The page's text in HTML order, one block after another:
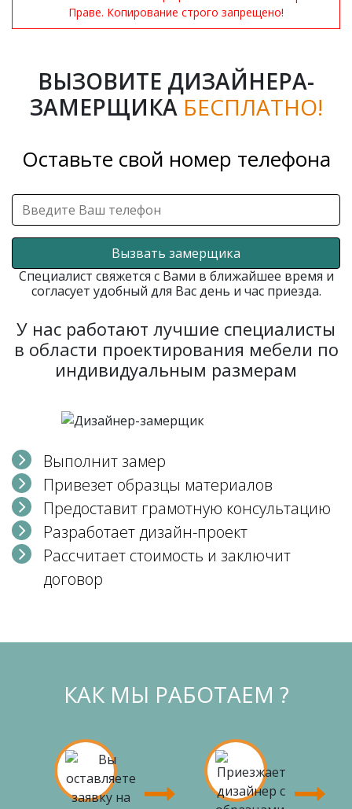
Праве. Копирование строго запрещено!
ВЫЗОВИТЕ ДИЗАЙНЕРА-
ЗАМЕРЩИКА БЕСПЛАТНО!
Оставьте свой номер телефона
Вызвать замерщика
Специалист свяжется с Вами в ближайшее время и
согласует удобный для Вас день и час приезда.
У нас работают лучшие специалисты
в области проектирования мебели по
индивидуальным размерам
Выполнит замер
Привезет образцы материалов
Предоставит грамотную консультацию
Разработает дизайн-проект
Рассчитает стоимость и заключит
договор
КАК МЫ РАБОТАЕМ ?